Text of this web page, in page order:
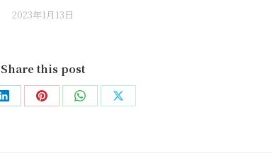
2023年1月13日
Share this post
Share Share Share Share